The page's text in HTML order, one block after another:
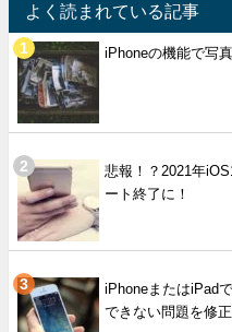
よく読まれている記事
iPhoneの機能で写
悲報！？2021年
ート終了に！
iPhoneまたはiPad
できない問題を修